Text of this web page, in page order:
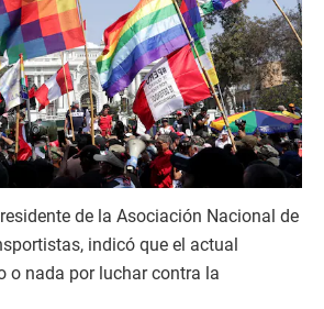
de la Asociación Nacional de
indicó que el actual
o nada por luchar contra la